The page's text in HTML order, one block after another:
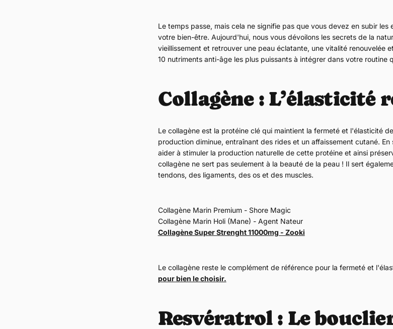
Le temps passe, mais cela ne signifie pas que vous devez en subir
votre bien-être. Aujourd'hui, nous vous dévoilons les secrets de la
vieillissement et retrouver une peau éclatante, une vitalité renouvelée
10 nutriments anti-âge les plus puissants à intégrer dans votre routine
Collagène : L’élasticité
Le collagèneest la protéine clé qui maintient la fermeté et l'élasticité
production diminue, entraînant des rides et un affaissement cutané.
aider à stimuler la production naturelle de cette protéine et ainsi
collagène ne sert pas seulement à la beauté de la peau ! Il sert
tendons, des ligaments, des os et des muscles.
Collagène Marin Premium - Shore Magic
Collagène Marin Holi (Mane) - Agent Nateur
Collagène Super Strenght 11000mg - Zooki
Le collagène reste le complément de référence pour la fermeté et
pour bien le choisir.
Resvératrol : Le